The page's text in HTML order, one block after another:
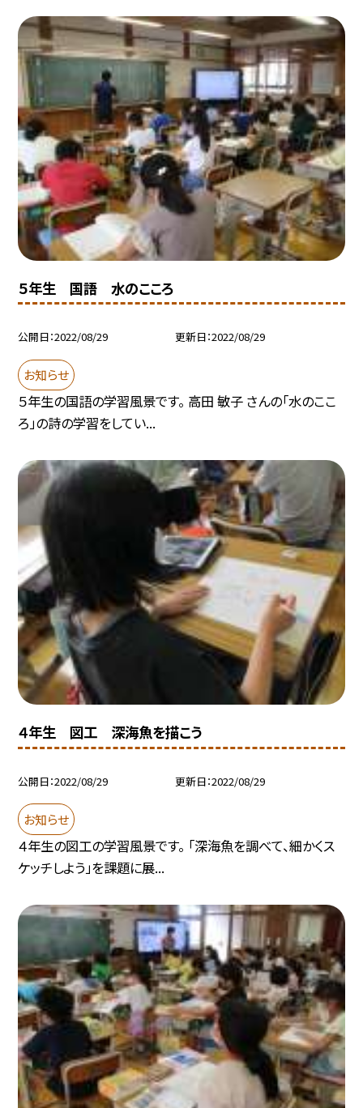
５年生 国語 水のこころ
公開日 2022/08/29 更新日 2022/08/29
お知らせ
５年生の国語の学習風景です。 高田 敏子 さんの「水のここ
ろ」の詩の学習をしてい...
４年生 図工 深海魚を描こう
公開日 2022/08/29 更新日 2022/08/29
お知らせ
４年生の図工の学習風景です。 「深海魚を調べて、細かくス
ケッチしよう」を課題に展...